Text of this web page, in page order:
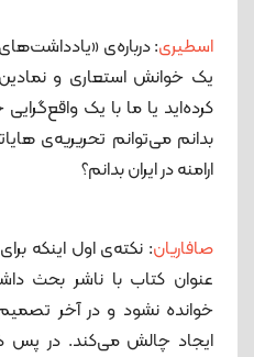
اسطیری: درباره‌ی
یک خوانش استعاری و
کرده‌اید یا ما با یک
بدانم می‌توانم تحریریه‌ی
ارامنه در ایران بدانم؟
صافاریان: نکته‌ی اول اینکه
عنوان کتاب با ناشر بحث
خوانده نشود و در آخر
ایجاد چالش می‌کند. در پس